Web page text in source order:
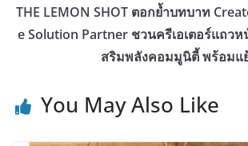
THE LEMON SHOT ตอกย้ำบทบาท
e Solution Partner ชวนครีเอเตอร์แถวห
สริมพลังคอมมูนิตี้ พร้อมแ
You May Also Like